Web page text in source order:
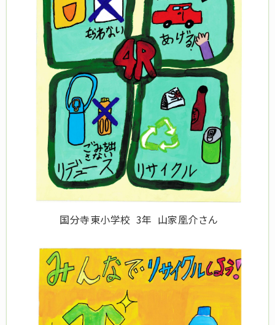
国分寺東小学校 3年 山家凰介さん